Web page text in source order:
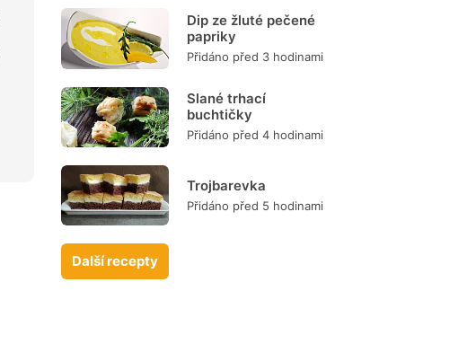
Dip ze žluté pečené
papriky
Přidáno před 3 hodinami
Slané trhací
buchtičky
Přidáno před 4 hodinami
Trojbarevka
Přidáno před 5 hodinami
Další recepty